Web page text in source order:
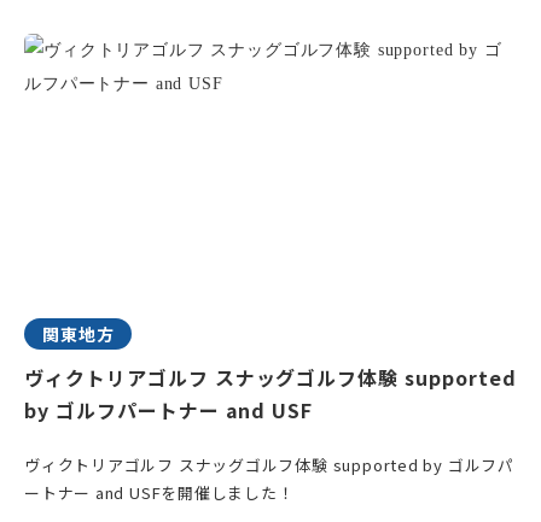
関東地方
ヴィクトリアゴルフ スナッグゴルフ体験 supported
by ゴルフパートナー and USF
ヴィクトリアゴルフ スナッグゴルフ体験 supported by ゴルフパ
ートナー and USFを開催しました！